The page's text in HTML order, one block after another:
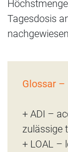
Tagesdosis
Glossar
+ ADI –
zulässige
+ LOAL –